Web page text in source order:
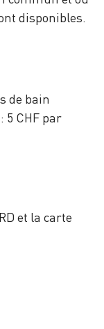
disponibles.
de bain
5 CHF par
et la carte